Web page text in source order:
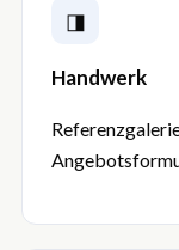
◨
Handwerk